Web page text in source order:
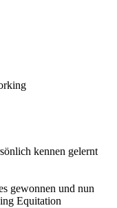
kennen gelernt
gewonnen und nun
Equitation